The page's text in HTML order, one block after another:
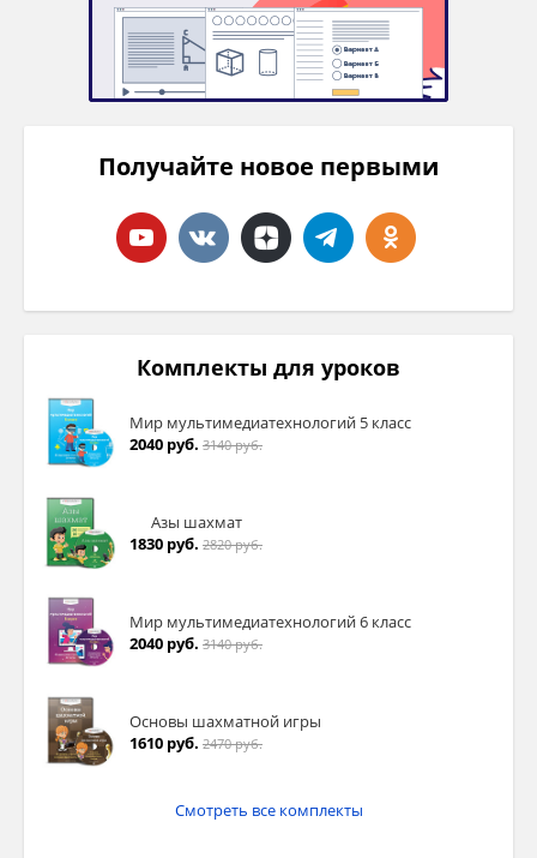
Получайте новое первыми
Комплекты для уроков
Мир мультимедиатехнологий 5 класс
2040 руб. 3140 руб.
Азы шахмат
1830 руб. 2820 руб.
Мир мультимедиатехнологий 6 класс
2040 руб. 3140 руб.
Основы шахматной игры
1610 руб. 2470 руб.
Смотреть все комплекты